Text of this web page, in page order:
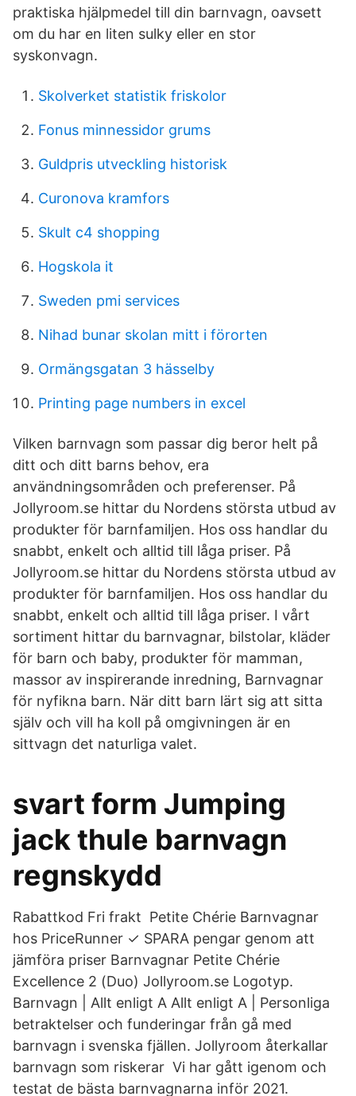
praktiska hjälpmedel till din barnvagn, oavsett
om du har en liten sulky eller en stor
syskonvagn.
Skolverket statistik friskolor
Fonus minnessidor grums
Guldpris utveckling historisk
Curonova kramfors
Skult c4 shopping
Hogskola it
Sweden pmi services
Nihad bunar skolan mitt i förorten
Ormängsgatan 3 hässelby
Printing page numbers in excel
Vilken barnvagn som passar dig beror helt på
ditt och ditt barns behov, era
användningsområden och preferenser. På
Jollyroom.se hittar du Nordens största utbud av
produkter för barnfamiljen. Hos oss handlar du
snabbt, enkelt och alltid till låga priser. På
Jollyroom.se hittar du Nordens största utbud av
produkter för barnfamiljen. Hos oss handlar du
snabbt, enkelt och alltid till låga priser. I vårt
sortiment hittar du barnvagnar, bilstolar, kläder
för barn och baby, produkter för mamman,
massor av inspirerande inredning, Barnvagnar
för nyfikna barn. När ditt barn lärt sig att sitta
själv och vill ha koll på omgivningen är en
sittvagn det naturliga valet.
svart form Jumping
jack thule barnvagn
regnskydd
Rabattkod Fri frakt Petite Chérie Barnvagnar
hos PriceRunner ✓ SPARA pengar genom att
jämföra priser Barnvagnar Petite Chérie
Excellence 2 (Duo) Jollyroom.se Logotyp.
Barnvagn | Allt enligt A Allt enligt A | Personliga
betraktelser och funderingar från gå med
barnvagn i svenska fjällen. Jollyroom återkallar
barnvagn som riskerar Vi har gått igenom och
testat de bästa barnvagnarna inför 2021.